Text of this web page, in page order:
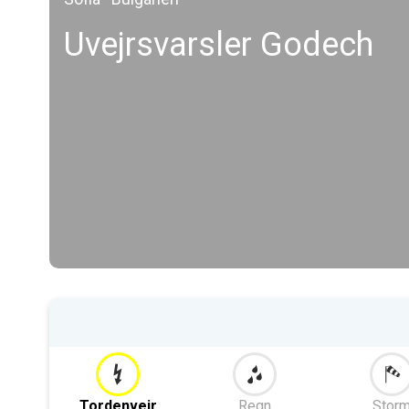
Uvejrsvarsler Godech